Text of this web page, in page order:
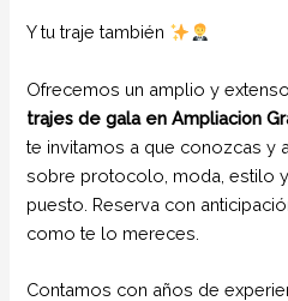
Y tu traje también
Ofrecemos un amplio y
trajes de gala en Ampliacion
te invitamos a que conozcas y
sobre protocolo, moda, estilo
puesto. Reserva con
como te lo mereces.
Contamos con años de